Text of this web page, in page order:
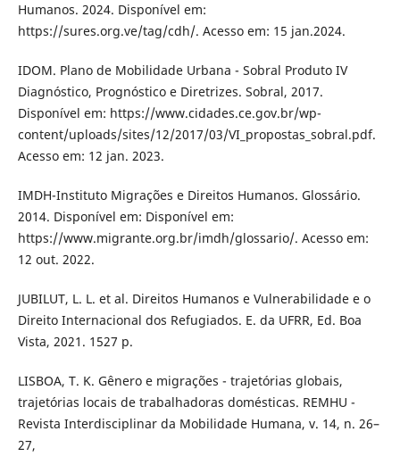
Humanos. 2024. Disponível em:
https://sures.org.ve/tag/cdh/. Acesso em: 15 jan.2024.
IDOM. Plano de Mobilidade Urbana - Sobral Produto IV
Diagnóstico, Prognóstico e Diretrizes. Sobral, 2017.
Disponível em: https://www.cidades.ce.gov.br/wp-
content/uploads/sites/12/2017/03/VI_propostas_sobral.pdf.
Acesso em: 12 jan. 2023.
IMDH-Instituto Migrações e Direitos Humanos. Glossário.
2014. Disponível em: Disponível em:
https://www.migrante.org.br/imdh/glossario/. Acesso em:
12 out. 2022.
JUBILUT, L. L. et al. Direitos Humanos e Vulnerabilidade e o
Direito Internacional dos Refugiados. E. da UFRR, Ed. Boa
Vista, 2021. 1527 p.
LISBOA, T. K. Gênero e migrações - trajetórias globais,
trajetórias locais de trabalhadoras domésticas. REMHU -
Revista Interdisciplinar da Mobilidade Humana, v. 14, n. 26–
27,